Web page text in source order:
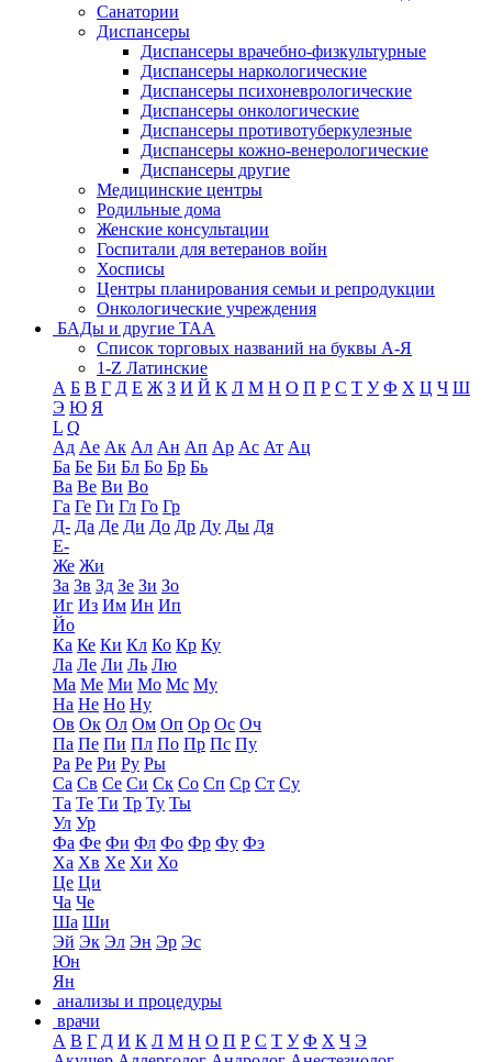
Санатории
Диспансеры
Диспансеры врачебно-физкультурные
Диспансеры наркологические
Диспансеры психоневрологические
Диспансеры онкологические
Диспансеры противотуберкулезные
Диспансеры кожно-венерологические
Диспансеры другие
Медицинские центры
Родильные дома
Женские консультации
Госпитали для ветеранов войн
Хосписы
Центры планирования семьи и репродукции
Онкологические учреждения
БАДы и другие ТАА
Список торговых названий на буквы А-Я
1-Z Латинские
А Б В Г Д Е Ж З И Й К Л М Н О П Р С Т У Ф Х Ц Ч Ш
Э Ю Я
L Q
Ад Ае Ак Ал Ан Ап Ар Ас Ат Ац
Ба Бе Би Бл Бо Бр Бь
Ва Ве Ви Во
Га Ге Ги Гл Го Гр
Д- Да Де Ди До Др Ду Ды Дя
Е-
Же Жи
За Зв Зд Зе Зи Зо
Иг Из Им Ин Ип
Йо
Ка Ке Ки Кл Ко Кр Ку
Ла Ле Ли Ль Лю
Ма Ме Ми Мо Мс Му
На Не Но Ну
Ов Ок Ол Ом Оп Ор Ос Оч
Па Пе Пи Пл По Пр Пс Пу
Ра Ре Ри Ру Ры
Са Св Се Си Ск Со Сп Ср Ст Су
Та Те Ти Тр Ту Ты
Ул Ур
Фа Фе Фи Фл Фо Фр Фу Фэ
Ха Хв Хе Хи Хо
Це Ци
Ча Че
Ша Ши
Эй Эк Эл Эн Эр Эс
Юн
Ян
анализы и процедуры
врачи
А В Г Д И К Л М Н О П Р С Т У Ф Х Ч Э